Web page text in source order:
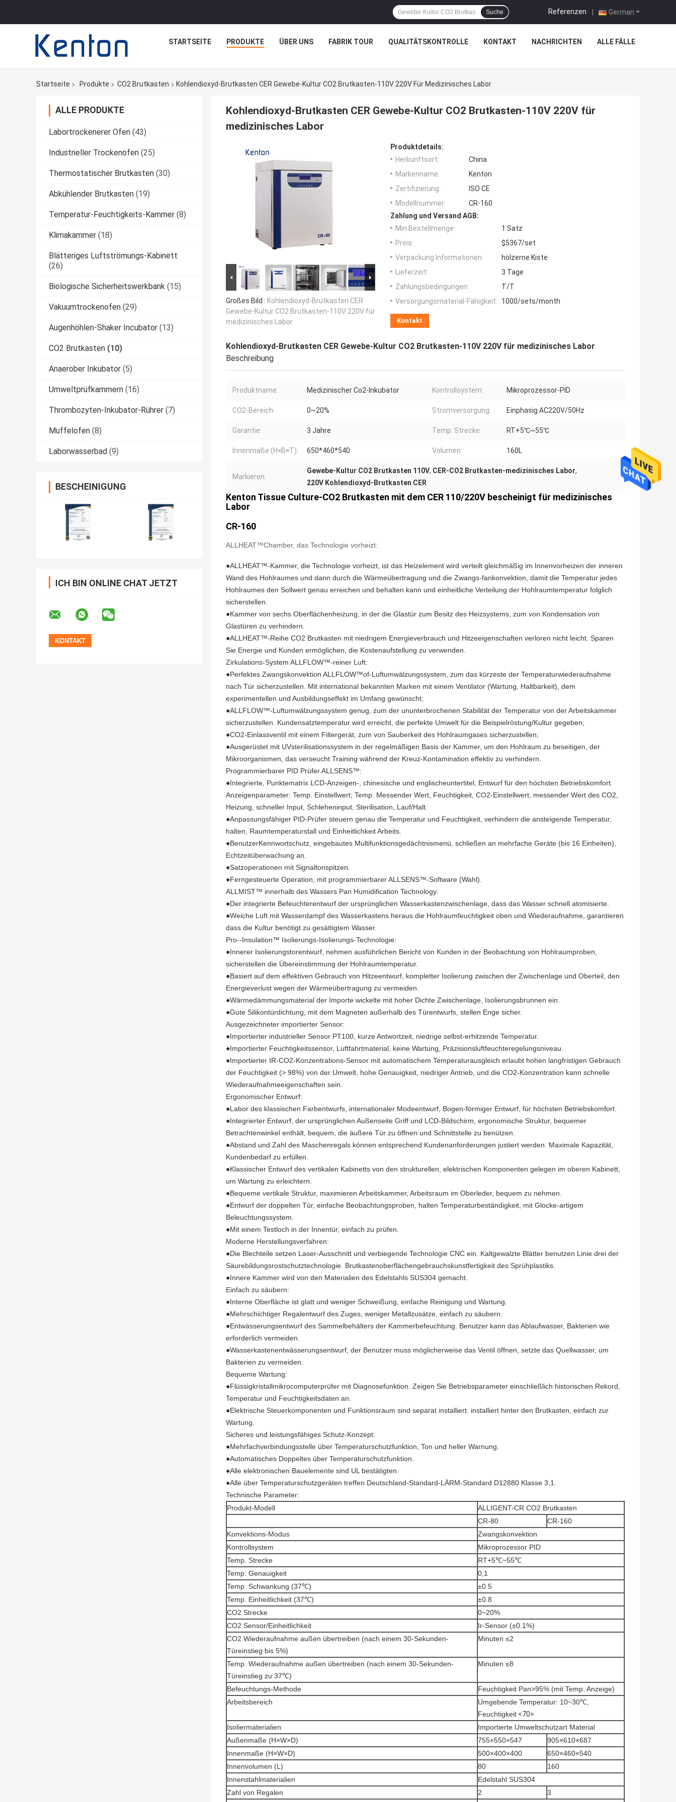
German
Referenzen |
Suche
STARTSEITE PRODUKTE ÜBER UNS FABRIK TOUR QUALITÄTSKONTROLLE KONTAKT NACHRICHTEN ALLE FÄLLE
Startseite Produkte CO2 Brutkasten Kohlendioxyd-Brutkasten CER Gewebe-Kultur CO2 Brutkasten-110V 220V Für Medizinisches Labor
ALLE PRODUKTE
Labortrockenerer Ofen (43)
Industrieller Trockenofen (25)
Thermostatischer Brutkasten (30)
Abkühlender Brutkasten (19)
Temperatur-Feuchtigkeits-Kammer (8)
Klimakammer (18)
Blätteriges Luftströmungs-Kabinett
(26)
Biologische Sicherheitswerkbank (15)
Vakuumtrockenofen (29)
Augenhöhlen-Shaker Incubator (13)
CO2 Brutkasten (10)
Anaerober Inkubator (5)
Umweltprüfkammern (16)
Thrombozyten-Inkubator-Rührer (7)
Muffelofen (8)
Laborwasserbad (9)
BESCHEINIGUNG
ICH BIN ONLINE CHAT JETZT
Kohlendioxyd-Brutkasten CER Gewebe-Kultur CO2 Brutkasten-110V 220V für
medizinisches Labor
Großes Bild : Kohlendioxyd-Brutkasten CER
Gewebe-Kultur CO2 Brutkasten-110V 220V für
medizinisches Labor
Produktdetails:
Herkunftsort:
China
Markenname:
Kenton
Zertifizierung:
ISO CE
Modellnummer:
CR-160
Zahlung und Versand AGB:
Min Bestellmenge:
1 Satz
Preis:
$5367/set
Verpackung Informationen:
hölzerne Kiste
Lieferzeit:
3 Tage
Zahlungsbedingungen:
T/T
Versorgungsmaterial-Fähigkeit:
1000/sets/month
Kontakt
Kohlendioxyd-Brutkasten CER Gewebe-Kultur CO2 Brutkasten-110V 220V für medizinisches Labor
Beschreibung
Produktname: Medizinischer Co2-Inkubator Kontrollsystem: Mikroprozessor-PID
CO2-Bereich: 0~20% Stromversorgung: Einphasig AC220V/50Hz
Garantie: 3 Jahre Temp. Strecke: RT+5℃~55℃
Innenmaße (H×B×T): 650*460*540 Volumen: 160L
Markieren:
Gewebe-Kultur CO2 Brutkasten 110V, CER-CO2 Brutkasten-medizinisches Labor,
220V Kohlendioxyd-Brutkasten CER
Kenton Tissue Culture-CO2 Brutkasten mit dem CER 110/220V bescheinigt für medizinisches
Labor
CR-160
ALLHEAT™Chamber, das Technologie vorheizt:
●ALLHEAT™-Kammer, die Technologie vorheizt, ist das Heizelement wird verteilt gleichmäßig im Innenvorheizen der inneren
Wand des Hohlraumes und dann durch die Wärmeübertragung und die Zwangs-fankonvektion, damit die Temperatur jedes
Hohlraumes den Sollwert genau erreichen und behalten kann und einheitliche Verteilung der Hohlraumtemperatur folglich
sicherstellen.
●Kammer von sechs Oberflächenheizung, in der die Glastür zum Besitz des Heizsystems, zum von Kondensation von
Glastüren zu verhindern.
●ALLHEAT™-Reihe CO2 Brutkasten mit niedrigem Energieverbrauch und Hitzeeigenschaften verloren nicht leicht. Sparen
Sie Energie und Kunden ermöglichen, die Kostenaufstellung zu verwenden.
Zirkulations-System ALLFLOW™-reiner Luft:
●Perfektes Zwangskonvektion ALLFLOW™of-Luftumwälzungssystem, zum das kürzeste der Temperaturwiederaufnahme
nach Tür sicherzustellen. Mit international bekannten Marken mit einem Ventilator (Wartung, Haltbarkeit), dem
experimentellen und Ausbildungseffekt im Umfang gewünscht;
●ALLFLOW™-Luftumwälzungssystem genug, zum der ununterbrochenen Stabilität der Temperatur von der Arbeitskammer
sicherzustellen. Kundensatztemperatur wird erreicht, die perfekte Umwelt für die Beispielröstung/Kultur gegeben;
●CO2-Einlassventil mit einem Filtergerät, zum von Sauberkeit des Hohlraumgases sicherzustellen;
●Ausgerüstet mit UVsterilisationssystem in der regelmäßigen Basis der Kammer, um den Hohlraum zu beseitigen, der
Mikroorganismen, das verseucht Training während der Kreuz-Kontamination effektiv zu verhindern.
Programmierbarer PID Prüfer ALLSENS™:
●Integrierte, Punktematrix LCD-Anzeigen-, chinesische und englischeuntertitel, Entwurf für den höchsten Betriebskomfort.
Anzeigenparameter: Temp. Einstellwert; Temp. Messender Wert, Feuchtigkeit, CO2-Einstellwert, messender Wert des CO2,
Heizung, schneller Input, Schleheninput, Sterilisation, Lauf/Halt.
●Anpassungsfähiger PID-Prüfer steuern genau die Temperatur und Feuchtigkeit, verhindern die ansteigende Temperatur,
halten, Raumtemperaturstall und Einheitlichkeit Arbeits.
●BenutzerKennwortschutz, eingebautes Multifunktionsgedächtnismenü, schließen an mehrfache Geräte (bis 16 Einheiten),
Echtzeitüberwachung an.
●Satzoperationen mit Signaltonspitzen.
●Ferngesteuerte Operation, mit programmierbarer ALLSENS™-Software (Wahl).
ALLMIST™ innerhalb des Wassers Pan Humidification Technology:
●Der integrierte Befeuchterentwurf der ursprünglichen Wasserkastenzwischenlage, dass das Wasser schnell atomisierte.
●Weiche Luft mit Wasserdampf des Wasserkastens heraus die Hohlraumfeuchtigkeit oben und Wiederaufnahme, garantieren
dass die Kultur benötigt zu gesättigtem Wasser.
Pro--Insulation™ Isolierungs-Isolierungs-Technologie:
●Innerer Isolierungstorentwurf, nehmen ausführlichen Bericht von Kunden in der Beobachtung von Hohlraumproben,
sicherstellen die Übereinstimmung der Hohlraumtemperatur.
●Basiert auf dem effektiven Gebrauch von Hitzeentwurf, kompletter Isolierung zwischen der Zwischenlage und Oberteil, den
Energieverlust wegen der Wärmeübertragung zu vermeiden.
●Wärmedämmungsmaterial der Importe wickelte mit hoher Dichte Zwischenlage, Isolierungsbrunnen ein.
●Gute Silikontürdichtung, mit dem Magneten außerhalb des Türentwurfs, stellen Enge sicher.
Ausgezeichneter importierter Sensor:
●Importierter industrieller Sensor PT100, kurze Antwortzeit, niedrige selbst-erhitzende Temperatur.
●Importierter Feuchtigkeitssensor, Luftfahrtmaterial, keine Wartung, Präzisionsluftfeuchteregelungsniveau.
●Importierter IR-CO2-Konzentrations-Sensor mit automatischem Temperaturausgleich erlaubt hohen langfristigen Gebrauch
der Feuchtigkeit (> 98%) von der Umwelt, hohe Genauigkeit, niedriger Antrieb, und die CO2-Konzentration kann schnelle
Wiederaufnahmeeigenschaften sein.
Ergonomischer Entwurf:
●Labor des klassischen Farbentwurfs, internationaler Modeentwurf, Bogen-förmiger Entwurf, für höchsten Betriebskomfort.
●Integrierter Entwurf, der ursprünglichen Außenseite Griff und LCD-Bildschirm, ergonomische Struktur, bequemer
Betrachtenwinkel enthält, bequem, die äußere Tür zu öffnen und Schnittstelle zu benützen.
●Abstand und Zahl des Maschenregals können entsprechend Kundenanforderungen justiert werden. Maximale Kapazität,
Kundenbedarf zu erfüllen.
●Klassischer Entwurf des vertikalen Kabinetts von den strukturellen, elektrischen Komponenten gelegen im oberen Kabinett,
um Wartung zu erleichtern.
●Bequeme vertikale Struktur, maximieren Arbeitskammer, Arbeitsraum im Oberleder, bequem zu nehmen.
●Entwurf der doppelten Tür, einfache Beobachtungsproben, halten Temperaturbeständigkeit, mit Glocke-artigem
Beleuchtungssystem.
●Mit einem Testloch in der Innentür, einfach zu prüfen.
Moderne Herstellungsverfahren:
●Die Blechteile setzen Laser-Ausschnitt und verbiegende Technologie CNC ein. Kaltgewalzte Blätter benutzen Linie drei der
Säurebildungsrostschutztechnologie. Brutkastenoberflächengebrauchskunstfertigkeit des Sprühplastiks.
●Innere Kammer wird von den Materialien des Edelstahls SUS304 gemacht.
Einfach zu säubern:
●Interne Oberfläche ist glatt und weniger Schweißung, einfache Reinigung und Wartung.
●Mehrschichtiger Regalentwurf des Zuges, weniger Metallzusätze, einfach zu säubern.
●Entwässerungsentwurf des Sammelbehälters der Kammerbefeuchtung. Benutzer kann das Ablaufwasser, Bakterien wie
erforderlich vermeiden.
●Wasserkastenentwässerungsentwurf, der Benutzer muss möglicherweise das Ventil öffnen, setzte das Quellwasser, um
Bakterien zu vermeiden.
Bequeme Wartung:
●Flüssigkristallmikrocomputerprüfer mit Diagnosefunktion. Zeigen Sie Betriebsparameter einschließlich historischen Rekord,
Temperatur und Feuchtigkeitsdaten an.
●Elektrische Steuerkomponenten und Funktionsraum sind separat installiert. installiert hinter den Brutkasten, einfach zur
Wartung.
Sicheres und leistungsfähiges Schutz-Konzept:
●Mehrfachverbindungsstelle über Temperaturschutzfunktion, Ton und heller Warnung.
●Automatisches Doppeltes über Temperaturschutzfunktion.
●Alle elektronischen Bauelemente sind UL bestätigten.
●Alle über Temperaturschutzgeräten treffen Deutschland-Standard-LÄRM-Standard D12880 Klasse 3,1.
Technische Parameter:
Produkt-Modell
ALLIGENT-CR CO2 Brutkasten
CR-80
CR-160
Konvektions-Modus
Zwangskonvektion
Kontrollsystem
Mikroprozessor PID
Temp. Strecke
RT+5℃~55℃
Temp. Genauigkeit
0,1
Temp. Schwankung (37℃)
±0.5
Temp. Einheitlichkeit (37℃)
±0.8
CO2 Strecke
0~20%
CO2 Sensor/Einheitlichkeit
Ir-Sensor (±0.1%)
CO2 Wiederaufnahme außen übertreiben (nach einem 30-Sekunden-
Türeinstieg bis 5%)
Minuten ≤2
Temp. Wiederaufnahme außen übertreiben (nach einem 30-Sekunden-
Türeinstieg zu 37℃)
Minuten ≤8
Befeuchtungs-Methode
Feuchtigkeit Pan>95% (mit Temp. Anzeige)
Arbeitsbereich
Umgebende Temperatur: 10~30℃,
Feuchtigkeit <70>
Isoliermaterialien
Importierte Umweltschutzart Material
Außenmaße (H×W×D)
755×550×547
905×610×687
Innenmaße (H×W×D)
500×400×400
650×460×540
Innenvolumen (L)
80
160
Innenstahlmaterialien
Edelstahl SUS304
Zahl von Regalen
2
3